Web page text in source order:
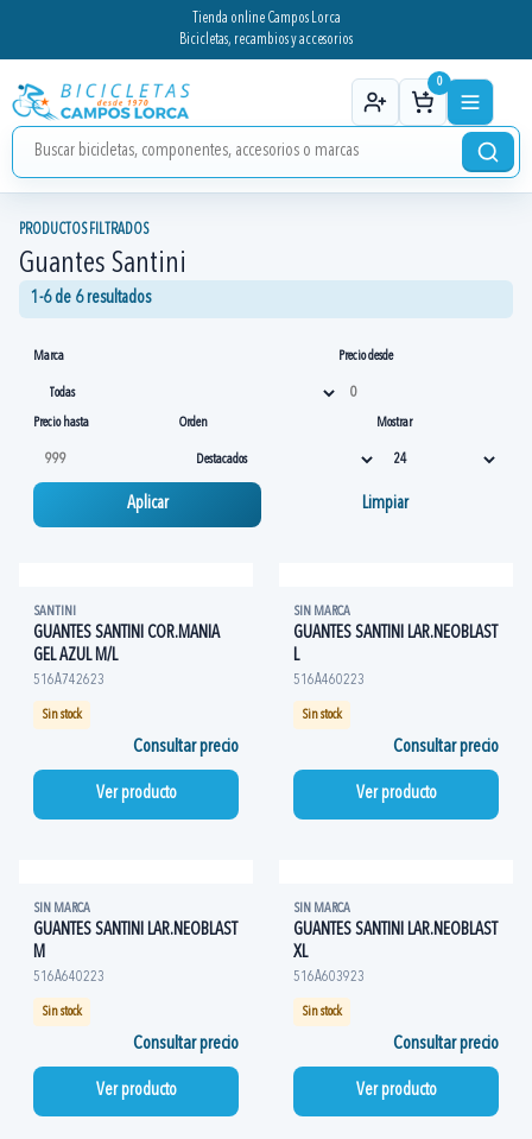
Tienda online Campos Lorca
Bicicletas, recambios y accesorios
0
PRODUCTOS FILTRADOS
Guantes Santini
1-6 de 6 resultados
Marca Precio desde
Precio hasta Orden Mostrar
Aplicar Limpiar
SANTINI
GUANTES SANTINI COR.MANIA
GEL AZUL M/L
516A742623
Sin stock
Consultar precio
Ver producto
SIN MARCA
GUANTES SANTINI LAR.NEOBLAST
L
516A460223
Sin stock
Consultar precio
Ver producto
SIN MARCA
GUANTES SANTINI LAR.NEOBLAST
M
516A640223
Sin stock
Consultar precio
Ver producto
SIN MARCA
GUANTES SANTINI LAR.NEOBLAST
XL
516A603923
Sin stock
Consultar precio
Ver producto